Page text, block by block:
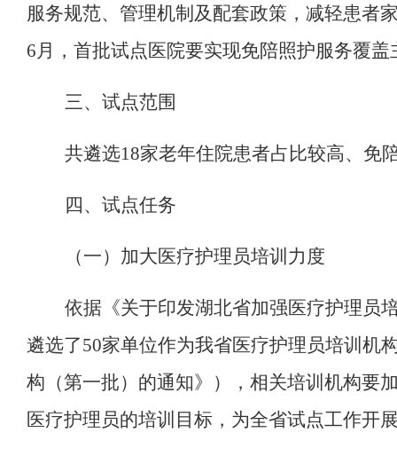
服务规范、管理机制 及 配套政策，减轻患者
6月 ，首批试点医院要实现免陪照护服务覆
三、试点范围
共遴选18家老年住院患者占比较高、免
四、 试点任务
（一） 加大医疗护理员培训力度
依据《关于印发湖北省加强医疗护理员
遴选了50家单位作为我省医疗护理员培训机
构（第一批）的通知》），相关培训机构要
医疗护理员的培训目标，为全省试点工作开